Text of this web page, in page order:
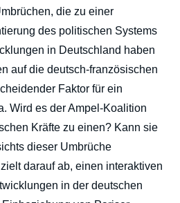
die zu einer
des politischen Systems
in Deutschland haben
auf die deutsch-französischen
Faktor für ein
Wird es der Ampel-Koalition
Kräfte zu einen? Kann sie
dieser Umbrüche
darauf ab, einen interaktiven
in der deutschen